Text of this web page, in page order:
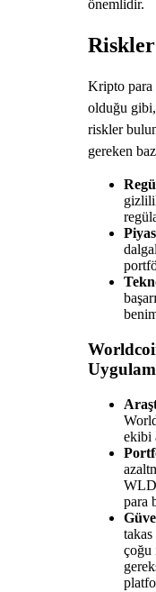
önemlidir.
Kripto para
olduğu
riskler
gereken
ekibi
para
çoğu